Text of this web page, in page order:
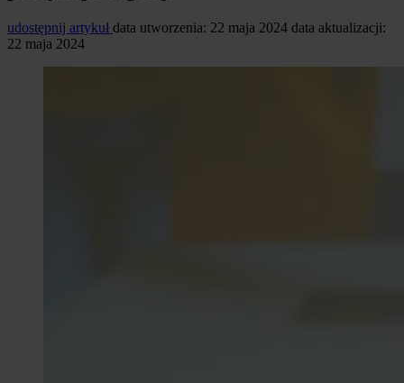
udostępnij artykuł data utworzenia: 22 maja 2024 data aktualizacji:
22 maja 2024